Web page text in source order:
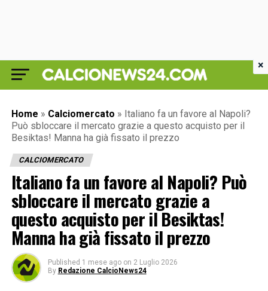
Home » Calciomercato » Italiano fa un favore al Napoli?
Può sbloccare il mercato grazie a questo acquisto per il
Besiktas! Manna ha già fissato il prezzo
CALCIOMERCATO
Italiano fa un favore al Napoli? Può
sbloccare il mercato grazie a
questo acquisto per il Besiktas!
Manna ha già fissato il prezzo
Published 1 mese ago on 2 Luglio 2026
By Redazione CalcioNews24
×